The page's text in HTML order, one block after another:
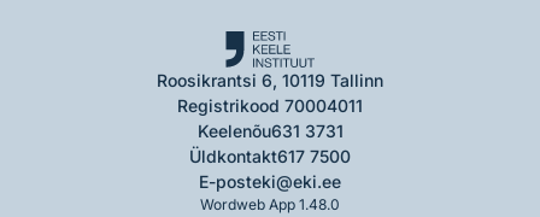
Roosikrantsi 6, 10119 Tallinn
Registrikood 70004011
Keelenõu631 3731
Üldkontakt617 7500
E-posteki@eki.ee
Wordweb App 1.48.0